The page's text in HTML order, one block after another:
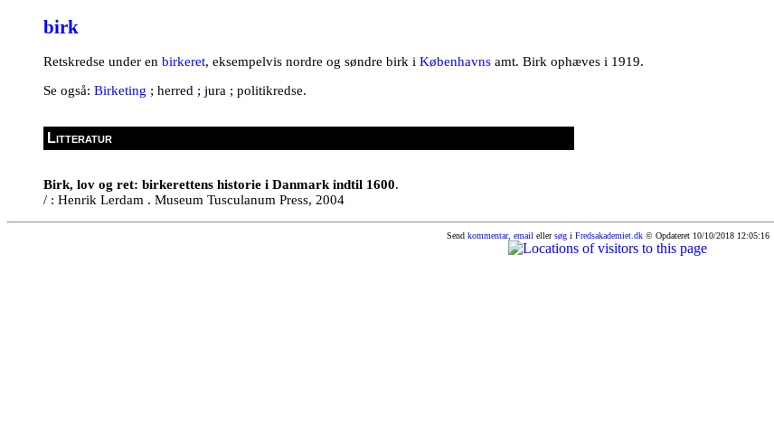
birk
Retskredse under en birkeret, eksempelvis nordre og søndre birk i Københavns amt. Birk ophæves i 1919.
Se også: Birketing ; herred ; jura ; politikredse.
Litteratur
Birk, lov og ret: birkerettens historie i Danmark indtil 1600.
/ : Henrik Lerdam . Museum Tusculanum Press, 2004
Send kommentar, email ellersøgi Fredsakademiet.dk © Opdateret 10/10/2018 12:05:16